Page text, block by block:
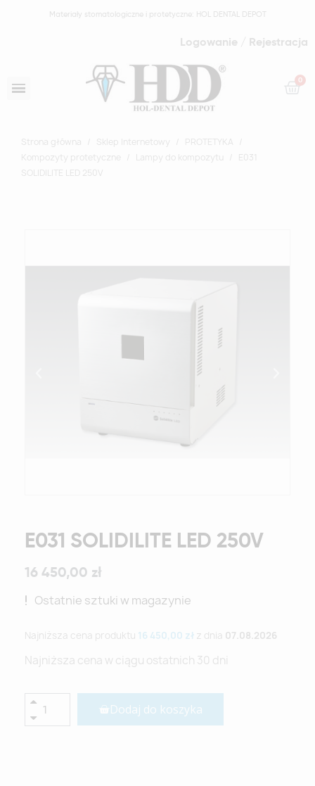
Materiały stomatologiczne i protetyczne: HOL DENTAL DEPOT
Logowanie / Rejestracja
Strona główna Sklep Internetowy
PROTETYKA
Kompozyty protetyczne
Lampy do kompozytu
E031
SOLIDILITE LED 250V
E031 SOLIDILITE LED 250V
16 450,00 zł
Ostatnie sztuki w magazynie
Najniższa cena produktu 16 450,00 zł z dnia 07.08.2026
Najniższa cena w ciągu ostatnich 30 dni
Dodaj do koszyka